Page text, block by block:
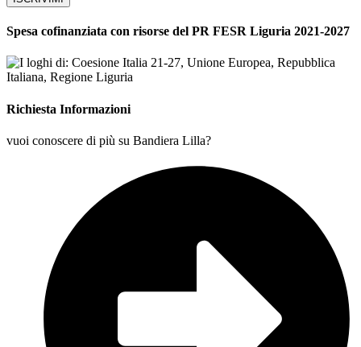
Spesa cofinanziata con risorse del PR FESR Liguria 2021-2027
Richiesta Informazioni
vuoi conoscere di più su Bandiera Lilla?